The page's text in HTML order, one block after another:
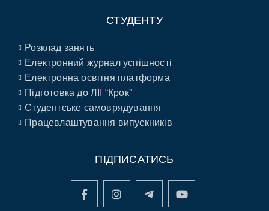
СТУДЕНТУ
Розклад занять
Електронний журнал успішності
Електронна освітня платформа
Підготовка до ЛІІ “Крок”
Студентське самоврядування
Працевлаштування випускників
ПІДПИСАТИСЬ